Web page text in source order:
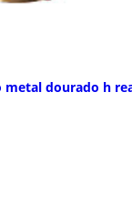
metal dourado h